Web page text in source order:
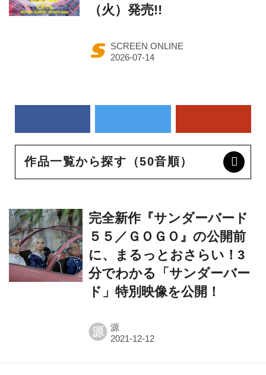
（火）発売!!
SCREEN ONLINE
作品一覧から探す（50音順）
完全新作『サンダーバード
５５／ＧＯＧＯ』の公開前
に、まるっとおさらい！3
分でわかる「サンダーバー
ド」特別映像を公開！
源 源